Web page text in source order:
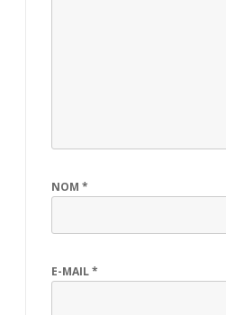
NOM *
E-MAIL*